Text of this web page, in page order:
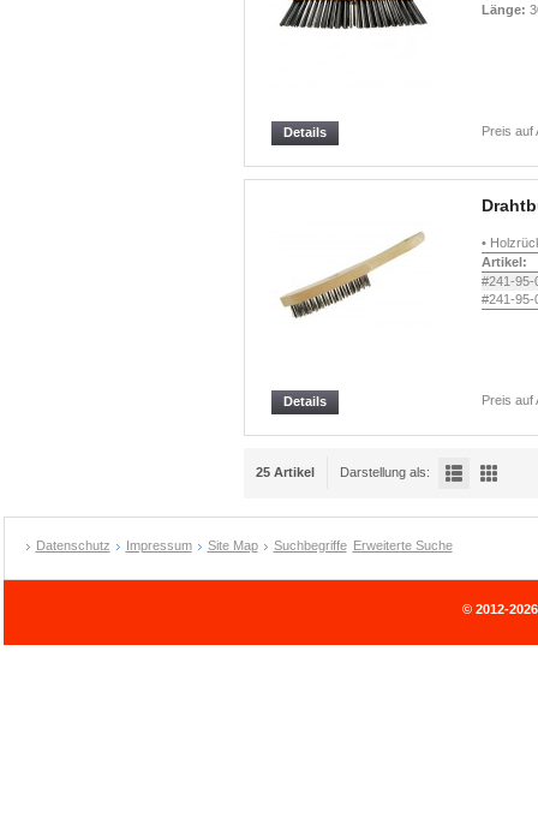
Länge:
Preis auf
Details
•
Artikel:
#241-95-
#241-95-
Preis auf
Details
25 Artikel Darstellung als:
Datenschutz Impressum Site Map Suchbegriffe Erweiterte Suche
© 2012-